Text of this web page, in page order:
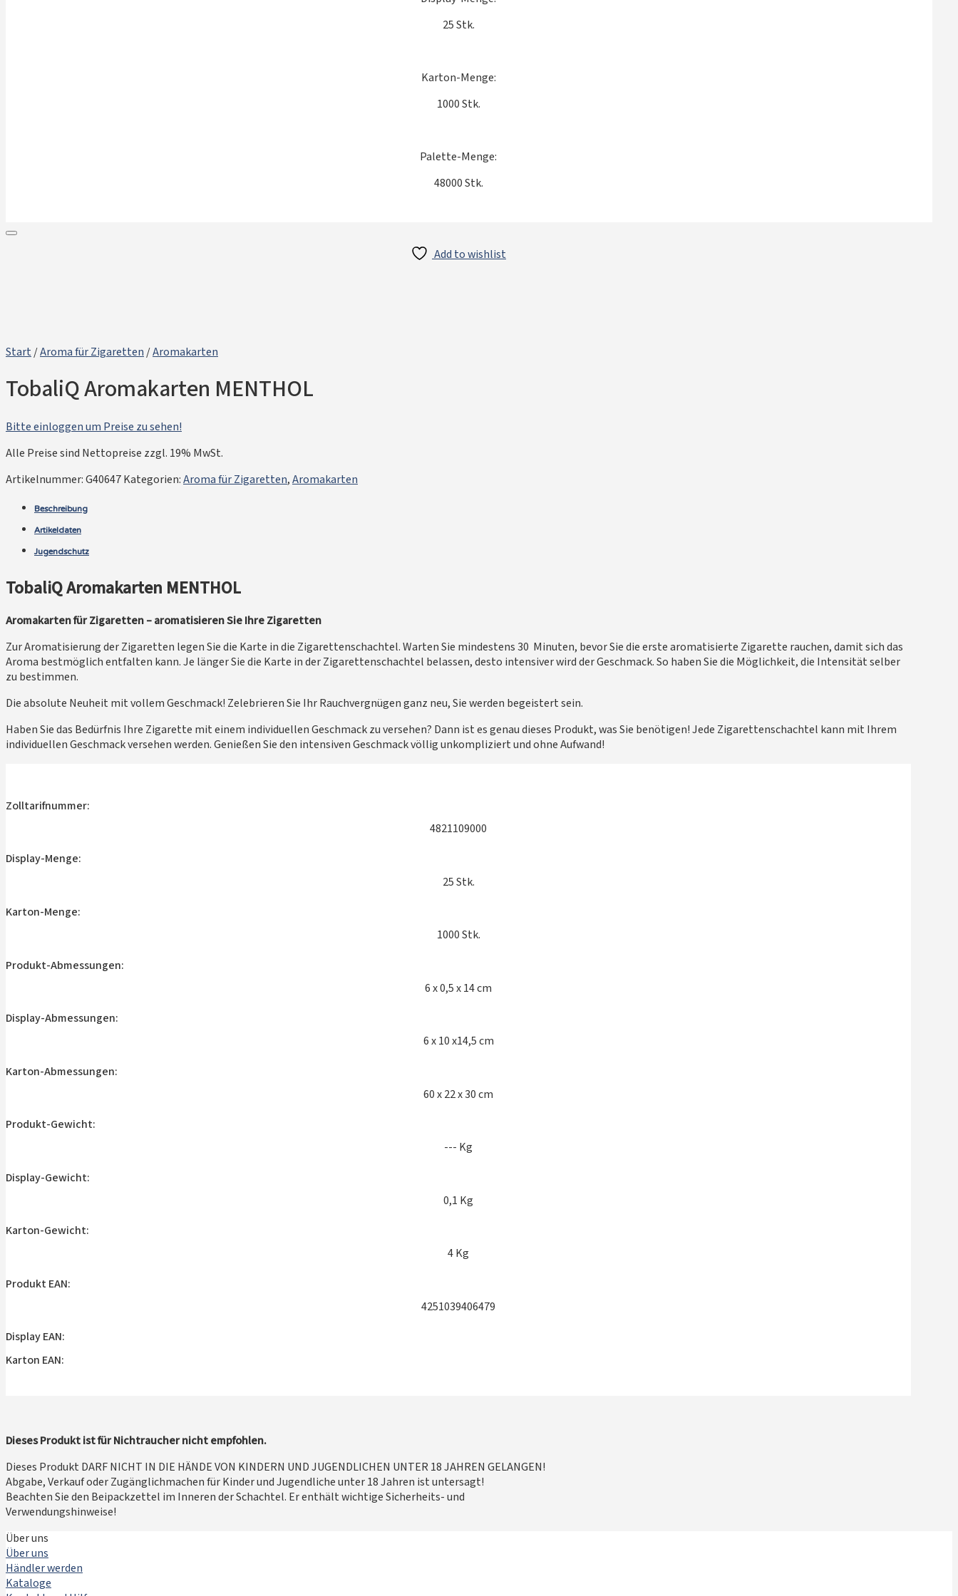
25 Stk.
Karton-Menge:
1000 Stk.
Palette-Menge:
48000 Stk.
Add to wishlist
Start/Aroma für Zigaretten /Aromakarten
TobaliQ Aromakarten MENTHOL
Bitte einloggen um Preise zu sehen!
Alle Preise sind Nettopreise zzgl. 19% MwSt.
Artikelnummer:G40647Kategorien:Aroma für Zigaretten,Aromakarten
Beschreibung
Artikeldaten
Jugendschutz
TobaliQ Aromakarten MENTHOL
Aromakarten für Zigaretten – aromatisieren Sie Ihre Zigaretten
Zur Aromatisierung der Zigaretten legen Sie die Karte in die Zigarettenschachtel. Warten Sie mindestens 30 Minuten, bevor Sie die erste aromatisierte Zigarette rauchen, damit sich das
Aroma bestmöglich entfalten kann. Je länger Sie die Karte in der Zigarettenschachtel belassen, desto intensiver wird der Geschmack. So haben Sie die Möglichkeit, die Intensität selber
zu bestimmen.
Die absolute Neuheit mit vollem Geschmack! Zelebrieren Sie Ihr Rauchvergnügen ganz neu, Sie werden begeistert sein.
Haben Sie das Bedürfnis Ihre Zigarette mit einem individuellen Geschmack zu versehen? Dann ist es genau dieses Produkt, was Sie benötigen! Jede Zigarettenschachtel kann mit Ihrem
individuellen Geschmack versehen werden. Genießen Sie den intensiven Geschmack völlig unkompliziert und ohne Aufwand!
Zolltarifnummer:
4821109000
Display-Menge:
25 Stk.
Karton-Menge:
1000 Stk.
Produkt-Abmessungen:
6 x 0,5 x 14 cm
Display-Abmessungen:
6 x 10 x14,5 cm
Karton-Abmessungen:
60 x 22 x 30 cm
Produkt-Gewicht:
--- Kg
Display-Gewicht:
0,1 Kg
Karton-Gewicht:
4 Kg
Produkt EAN:
4251039406479
Display EAN:
Karton EAN:
Dieses Produkt ist für Nichtraucher nicht empfohlen.
Dieses Produkt DARF NICHT IN DIE HÄNDE VON KINDERN UND JUGENDLICHEN UNTER 18 JAHREN GELANGEN!
Abgabe, Verkauf oder Zugänglichmachen für Kinder und Jugendliche unter 18 Jahren ist untersagt!
Beachten Sie den Beipackzettel im Inneren der Schachtel. Er enthält wichtige Sicherheits- und
Verwendungshinweise!
Über uns
Über uns
Händler werden
Kataloge